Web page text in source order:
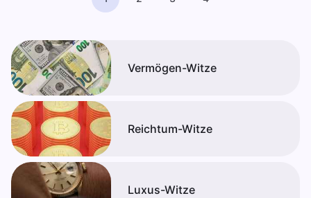
Vermögen-Witze
Reichtum-Witze
Luxus-Witze